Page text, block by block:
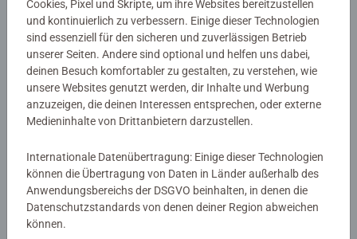
Artikelnummer:
46327
EAN:
9783473463275
ISBN:
978-3-473-46327-5
Warnhinweise und Herstellerinformation
Noch keine Bewertungen
abgegeben
Cookies, Pixel und Skripte, um ihre Websites bereitzustellen
und kontinuierlich zu verbessern. Einige dieser Technologien
sind essenziell für den sicheren und zuverlässigen Betrieb
unserer Seiten. Andere sind optional und helfen uns dabei,
deinen Besuch komfortabler zu gestalten, zu verstehen, wie
unsere Websites genutzt werden, dir Inhalte und Werbung
anzuzeigen, die deinen Interessen entsprechen, oder externe
Medieninhalte von Drittanbietern darzustellen.
Internationale Datenübertragung: Einige dieser Technologien
können die Übertragung von Daten in Länder außerhalb des
Anwendungsbereichs der DSGVO beinhalten, in denen die
Datenschutzstandards von denen deiner Region abweichen
können.